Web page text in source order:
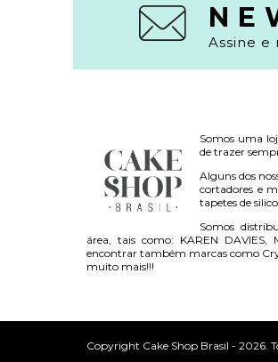
Assine e
Somos uma
de trazer
Alguns dos
cortadores e
tapetes de
Somos
área, tais como: KAREN DAVIES,
encontrar também marcas como
muito mais!!!
Copyright Cake Shop Brasil - 2026.